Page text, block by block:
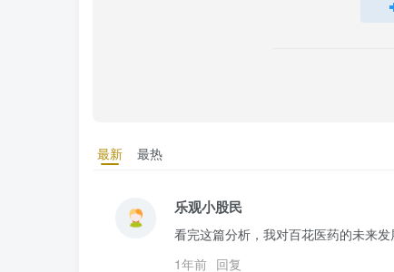
最新 最热
乐观小股民
看完这篇分析，我对百花医药的未来
1年前 回复